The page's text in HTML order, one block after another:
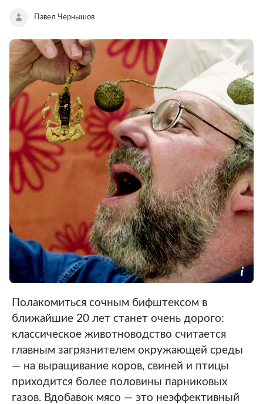
Павел Чернышов
Полакомиться сочным бифштексом в
ближайшие 20 лет станет очень дорого:
классическое животноводство считается
главным загрязнителем окружающей среды
— на выращивание коров, свиней и птицы
приходится более половины парниковых
газов. Вдобавок мясо — это неэффективный